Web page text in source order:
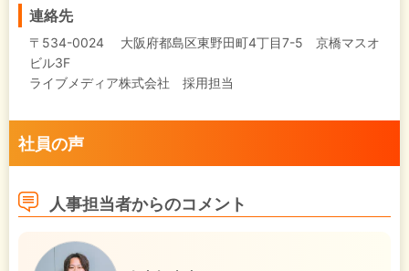
連絡先
〒534-0024 大阪府都島区東野田町4丁目7-5 京橋マスオ
ビル3F
ライブメディア株式会社 採用担当
社員の声
人事担当者からのコメント